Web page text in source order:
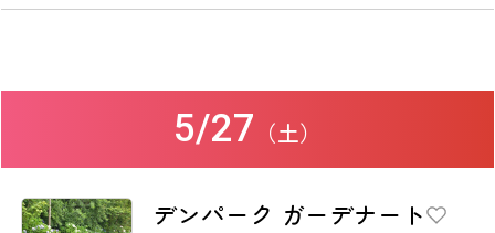
5/27 （土）
デンパーク ガーデナート